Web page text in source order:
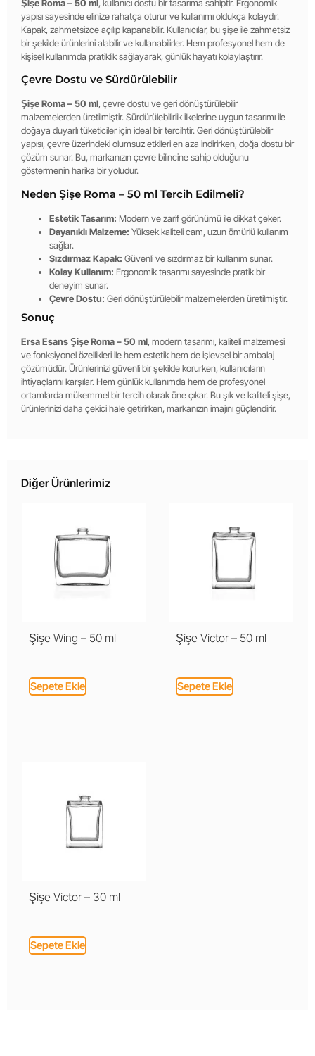
Şişe Roma – 50 ml , kullanıcı dostu bir tasarıma sahiptir. Ergonomik
yapısı sayesinde elinize rahatça oturur ve kullanımı oldukça kolaydır.
Kapak, zahmetsizce açılıp kapanabilir. Kullanıcılar, bu şişe ile zahmetsiz
bir şekilde ürünlerini alabilir ve kullanabilirler. Hem profesyonel hem de
kişisel kullanımda pratiklik sağlayarak, günlük hayatı kolaylaştırır.
Çevre Dostu ve Sürdürülebilir
Şişe Roma – 50 ml, çevre dostu ve geri dönüştürülebilir
malzemelerden üretilmiştir. Sürdürülebilirlik ilkelerine uygun tasarımı ile
doğaya duyarlı tüketiciler için ideal bir tercihtir. Geri dönüştürülebilir
yapısı, çevre üzerindeki olumsuz etkileri en aza indirirken, doğa dostu bir
çözüm sunar. Bu, markanızın çevre bilincine sahip olduğunu
göstermenin harika bir yoludur.
Neden Şişe Roma – 50 ml Tercih Edilmeli?
Estetik Tasarım: Modern ve zarif görünümü ile dikkat çeker.
Dayanıklı Malzeme: Yüksek kaliteli cam, uzun ömürlü kullanım
sağlar.
Sızdırmaz Kapak: Güvenli ve sızdırmaz bir kullanım sunar.
Kolay Kullanım: Ergonomik tasarımı sayesinde pratik bir
deneyim sunar.
Çevre Dostu: Geri dönüştürülebilir malzemelerden üretilmiştir.
Sonuç
Ersa Esans Şişe Roma – 50 ml, modern tasarımı, kaliteli malzemesi
ve fonksiyonel özellikleri ile hem estetik hem de işlevsel bir ambalaj
çözümüdür. Ürünlerinizi güvenli bir şekilde korurken, kullanıcıların
ihtiyaçlarını karşılar. Hem günlük kullanımda hem de profesyonel
ortamlarda mükemmel bir tercih olarak öne çıkar. Bu şık ve kaliteli şişe,
ürünlerinizi daha çekici hale getirirken, markanızın imajını güçlendirir.
Diğer Ürünlerimiz
Şişe Wing – 50 ml
Sepete Ekle
Şişe Victor – 50 ml
Sepete Ekle
Şişe Victor – 30 ml
Sepete Ekle